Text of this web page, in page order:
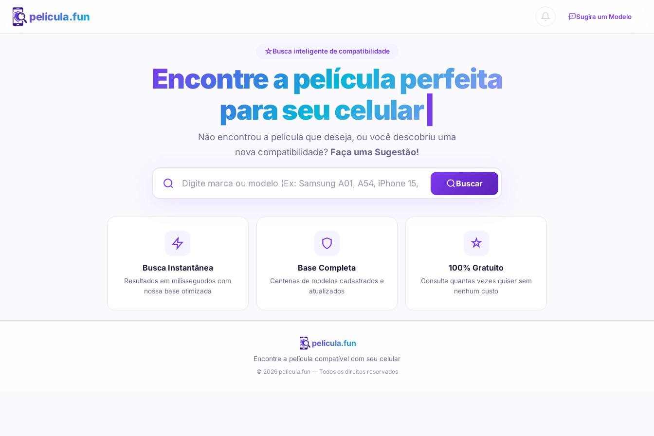
pelicula.fun Sugira um Modelo
Busca inteligente de compatibilidade
Encontre a película perfeita
para seu celular
Não encontrou a pelicula que deseja, ou você descobriu uma
nova compatibilidade? Faça uma Sugestão!
Buscar
Busca Instantânea
Resultados em milissegundos com
nossa base otimizada
Base Completa
Centenas de modelos cadastrados e
atualizados
100% Gratuito
Consulte quantas vezes quiser sem
nenhum custo
pelicula.fun
Encontre a película compatível com seu celular
© 2026 pelicula.fun — Todos os direitos reservados